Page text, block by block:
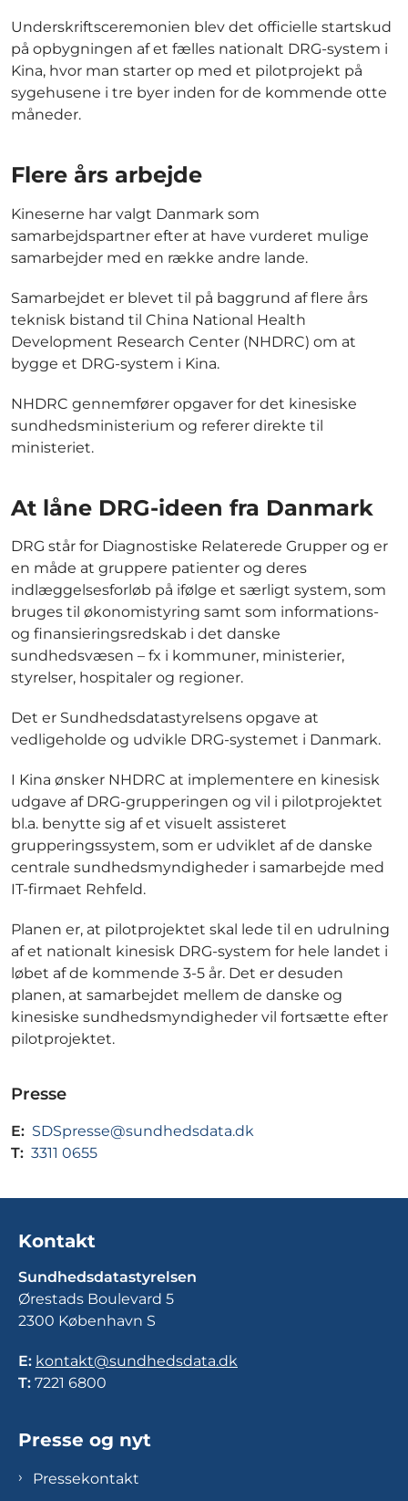
Underskriftsceremonien blev det officielle startskud
på opbygningen af et fælles nationalt DRG-system i
Kina, hvor man starter op med et pilotprojekt på
sygehusene i tre byer inden for de kommende otte
måneder.
Flere års arbejde
Kineserne har valgt Danmark som
samarbejdspartner efter at have vurderet mulige
samarbejder med en række andre lande.
Samarbejdet er blevet til på baggrund af flere års
teknisk bistand til China National Health
Development Research Center (NHDRC) om at
bygge et DRG-system i Kina.
NHDRC gennemfører opgaver for det kinesiske
sundhedsministerium og referer direkte til
ministeriet.
At låne DRG-ideen fra Danmark
DRG står for Diagnostiske Relaterede Grupper og er
en måde at gruppere patienter og deres
indlæggelsesforløb på ifølge et særligt system, som
bruges til økonomistyring samt som informations-
og finansieringsredskab i det danske
sundhedsvæsen – fx i kommuner, ministerier,
styrelser, hospitaler og regioner.
Det er Sundhedsdatastyrelsens opgave at
vedligeholde og udvikle DRG-systemet i Danmark.
I Kina ønsker NHDRC at implementere en kinesisk
udgave af DRG-grupperingen og vil i pilotprojektet
bl.a. benytte sig af et visuelt assisteret
grupperingssystem, som er udviklet af de danske
centrale sundhedsmyndigheder i samarbejde med
IT-firmaet Rehfeld.
Planen er, at pilotprojektet skal lede til en udrulning
af et nationalt kinesisk DRG-system for hele landet i
løbet af de kommende 3-5 år. Det er desuden
planen, at samarbejdet mellem de danske og
kinesiske sundhedsmyndigheder vil fortsætte efter
pilotprojektet.
Presse
E: SDSpresse@sundhedsdata.dk
T: 3311 0655
Kontakt
Sundhedsdatastyrelsen
Ørestads Boulevard 5
2300 København S
E: kontakt@sundhedsdata.dk
T: 7221 6800
Presse og nyt
Pressekontakt